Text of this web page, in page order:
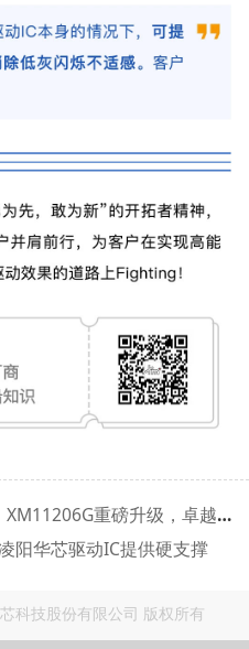
重磅升级，卓越画质触手可及
阳华芯驱动IC提供硬支撑
科技股份有限公司 版权所有